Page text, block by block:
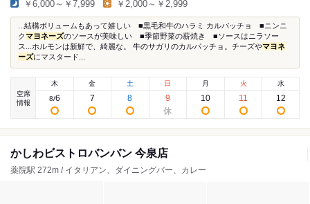
￥6,000～￥7,999 ￥2,000～￥2,999
...結構ボリュームもあって嬉しい ■黒毛和牛のハラミ カルパッチョ ■ニンニ
クマヨネーズのソースが美味しい ■季節野菜の薪焼き ■ソースはニラソー
ス...ホルモンは新鮮で、綺麗な。 牛のサガリのカルパッチョ。チーズやマヨネ
ーズにマスタード...
空席
情報
木
8/6
金
7
土
8
日
9
月
10
火
11
水
12
かしわビストロバンバン 今泉店
薬院駅 272m / イタリアン、ダイニングバー、カレー